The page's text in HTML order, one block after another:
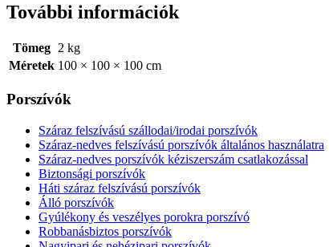
További információk
Tömeg 2 kg
Méretek 100 × 100 × 100 cm
Porszívók
Száraz felszívású szállodai/irodai porszívók
Száraz-nedves felszívású porszívók általános használatra
Száraz-nedves porszívók kéziszerszám csatlakozással
Biztonsági porszívók
Háti száraz felszívású porszívók
Álló porszívók
Gyúlékony és veszélyes porokra porszívó
Robbanásbiztos porszívók